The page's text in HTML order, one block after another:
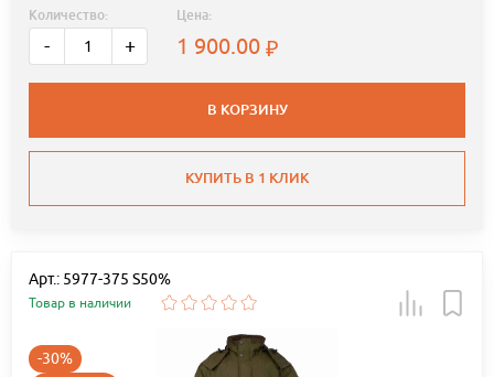
Количество:
- +
Цена:
1 900.00
В КОРЗИНУ
КУПИТЬ В 1 КЛИК
Арт.: 5977-375 S50%
Товар в наличии
-30%